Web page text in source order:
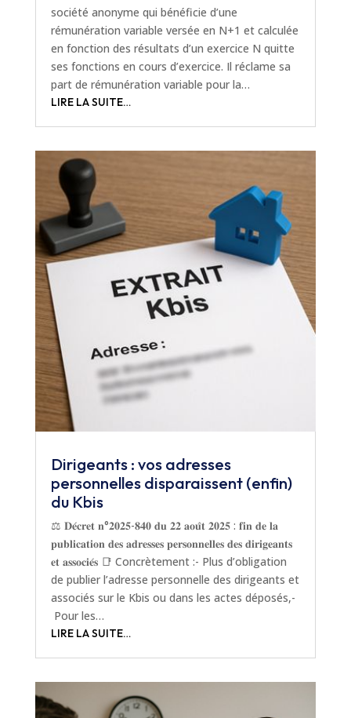
société anonyme qui bénéficie d’une
rémunération variable versée en N+1 et calculée
en fonction des résultats d’un exercice N quitte
ses fonctions en cours d’exercice. Il réclame sa
part de rémunération variable pour la…
LIRE LA SUITE…
Dirigeants : vos adresses
personnelles disparaissent (enfin)
du Kbis
⚖️ 𝐃𝐞́𝐜𝐫𝐞𝐭 𝐧°𝟐𝟎𝟐𝟓-𝟖𝟒𝟎 𝐝𝐮 𝟐𝟐 𝐚𝐨𝐮̂𝐭 𝟐𝟎𝟐𝟓 : 𝐟𝐢𝐧 𝐝𝐞 𝐥𝐚
𝐩𝐮𝐛𝐥𝐢𝐜𝐚𝐭𝐢𝐨𝐧 𝐝𝐞𝐬 𝐚𝐝𝐫𝐞𝐬𝐬𝐞𝐬 𝐩𝐞𝐫𝐬𝐨𝐧𝐧𝐞𝐥𝐥𝐞𝐬 𝐝𝐞𝐬 𝐝𝐢𝐫𝐢𝐠𝐞𝐚𝐧𝐭𝐬
𝐞𝐭 𝐚𝐬𝐬𝐨𝐜𝐢𝐞́𝐬 📑 Concrètement :- Plus d’obligation
de publier l’adresse personnelle des dirigeants et
associés sur le Kbis ou dans les actes déposés,-
Pour les…
LIRE LA SUITE…